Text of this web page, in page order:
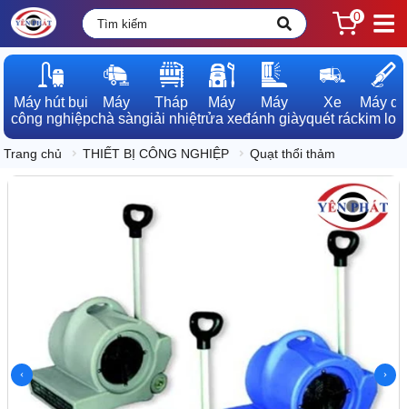
0
Máy hút bụi
công nghiệp
Máy
chà sàn
Tháp
giải nhiệt
Máy
rửa xe
Máy
đánh giày
Xe
quét rác
Máy dò
kim loại
Trang chủ THIẾT BỊ CÔNG NGHIỆP Quạt thổi thảm